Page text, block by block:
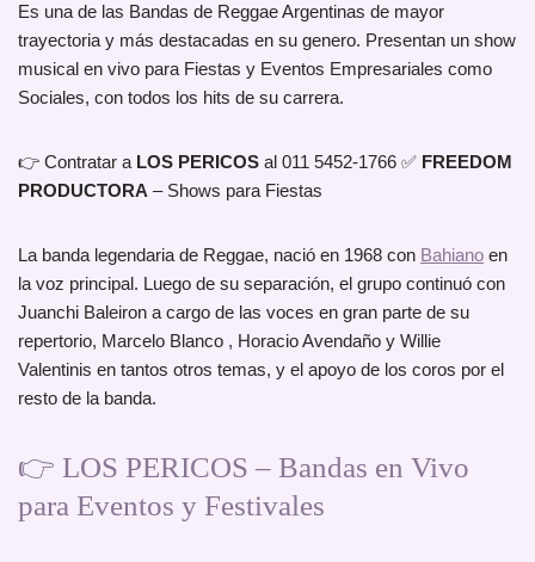
Es una de las Bandas de Reggae Argentinas de mayor
trayectoria y más destacadas en su genero. Presentan un show
musical en vivo para Fiestas y Eventos Empresariales como
Sociales, con todos los hits de su carrera.
👉 Contratar a LOS PERICOS al 011 5452-1766 ✅ FREEDOM
PRODUCTORA – Shows para Fiestas
La banda legendaria de Reggae, nació en 1968 con Bahiano en
la voz principal. Luego de su separación, el grupo continuó con
Juanchi Baleiron a cargo de las voces en gran parte de su
repertorio, Marcelo Blanco , Horacio Avendaño y Willie
Valentinis en tantos otros temas, y el apoyo de los coros por el
resto de la banda.
👉 LOS PERICOS – Bandas en Vivo
para Eventos y Festivales